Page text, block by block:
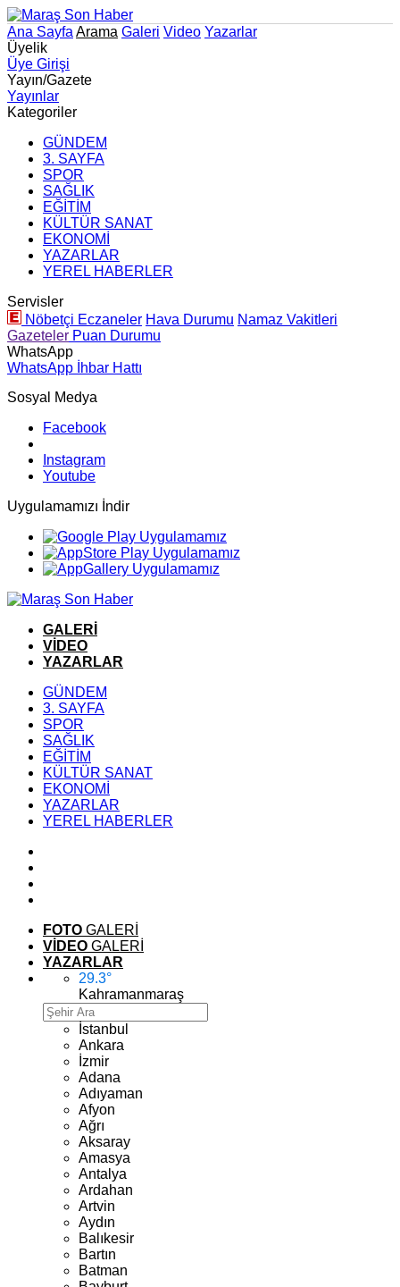
Ana Sayfa Arama Galeri Video Yazarlar
Üyelik
Üye Girişi
Yayın/Gazete
Yayınlar
Kategoriler
GÜNDEM
3. SAYFA
SPOR
SAĞLIK
EĞİTİM
KÜLTÜR SANAT
EKONOMİ
YAZARLAR
YEREL HABERLER
Servisler
Nöbetçi Eczaneler Hava Durumu Namaz Vakitleri
Gazeteler Puan Durumu
WhatsApp
WhatsApp İhbar Hattı
Sosyal Medya
Facebook
Instagram
Youtube
Uygulamamızı İndir
GALERİ
VİDEO
YAZARLAR
GÜNDEM
3. SAYFA
SPOR
SAĞLIK
EĞİTİM
KÜLTÜR SANAT
EKONOMİ
YAZARLAR
YEREL HABERLER
FOTO GALERİ
VİDEO GALERİ
YAZARLAR
29.3°
Kahramanmaraş
İstanbul
Ankara
İzmir
Adana
Adıyaman
Afyon
Ağrı
Aksaray
Amasya
Antalya
Ardahan
Artvin
Aydın
Balıkesir
Bartın
Batman